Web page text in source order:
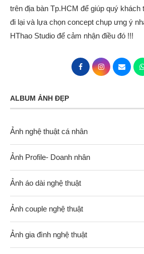
trên địa bàn Tp.HCM để giúp quý khách
đi lại và lựa chọn concept chụp ưng ý
HThao Studio để cảm nhận điều đó !!!
ALBUM ẢNH ĐẸP
Ảnh nghệ thuật cá nhân
Ảnh Profile- Doanh nhân
Ảnh áo dài nghệ thuật
Ảnh couple nghệ thuật
Ảnh gia đình nghệ thuật